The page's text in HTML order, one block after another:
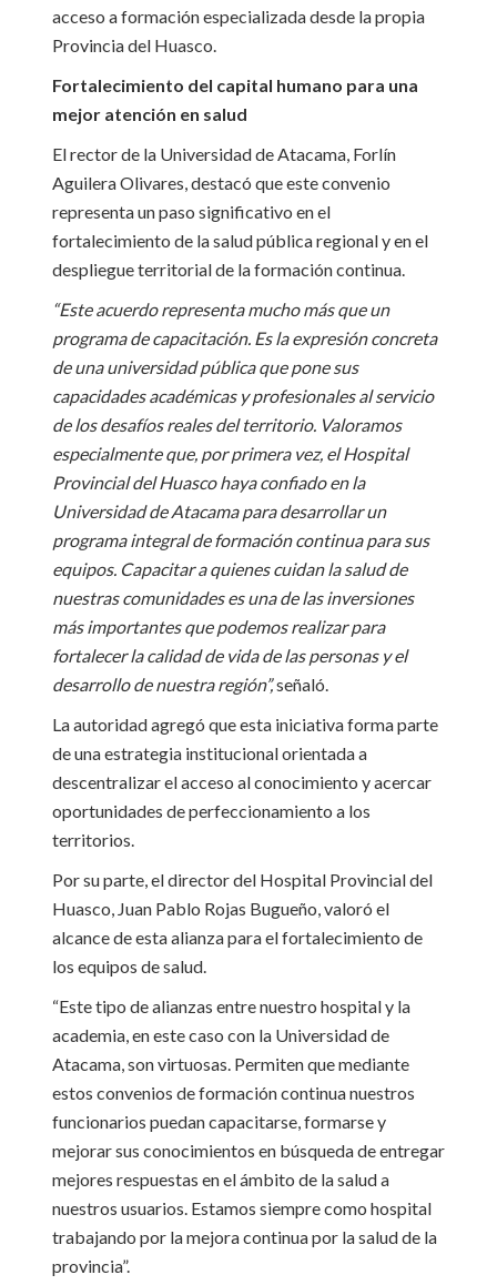
acceso a formación especializada desde la propia
Provincia del Huasco.
Fortalecimiento del capital humano para una
mejor atención en salud
El rector de la Universidad de Atacama, Forlín
Aguilera Olivares, destacó que este convenio
representa un paso significativo en el
fortalecimiento de la salud pública regional y en el
despliegue territorial de la formación continua.
“Este acuerdo representa mucho más que un
programa de capacitación. Es la expresión concreta
de una universidad pública que pone sus
capacidades académicas y profesionales al servicio
de los desafíos reales del territorio. Valoramos
especialmente que, por primera vez, el Hospital
Provincial del Huasco haya confiado en la
Universidad de Atacama para desarrollar un
programa integral de formación continua para sus
equipos. Capacitar a quienes cuidan la salud de
nuestras comunidades es una de las inversiones
más importantes que podemos realizar para
fortalecer la calidad de vida de las personas y el
desarrollo de nuestra región”,señaló.
La autoridad agregó que esta iniciativa forma parte
de una estrategia institucional orientada a
descentralizar el acceso al conocimiento y acercar
oportunidades de perfeccionamiento a los
territorios.
Por su parte, el director del Hospital Provincial del
Huasco, Juan Pablo Rojas Bugueño, valoró el
alcance de esta alianza para el fortalecimiento de
los equipos de salud.
“Este tipo de alianzas entre nuestro hospital y la
academia, en este caso con la Universidad de
Atacama, son virtuosas. Permiten que mediante
estos convenios de formación continua nuestros
funcionarios puedan capacitarse, formarse y
mejorar sus conocimientos en búsqueda de entregar
mejores respuestas en el ámbito de la salud a
nuestros usuarios. Estamos siempre como hospital
trabajando por la mejora continua por la salud de la
provincia”.